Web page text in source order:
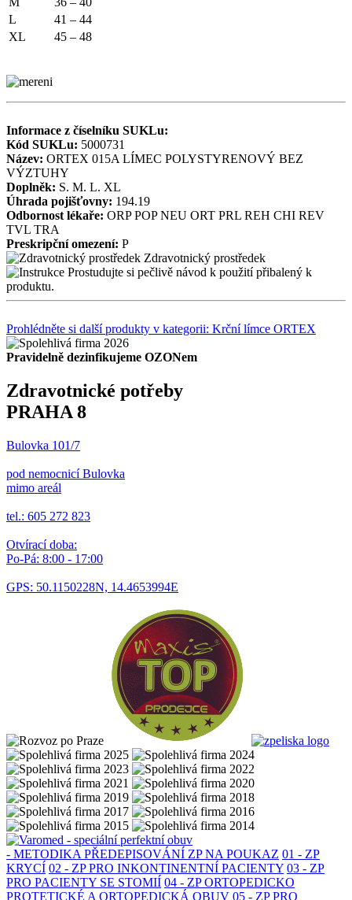
L
41 – 44
XL
45 – 48
Informace z číselníku SUKLu:
Kód SUKLu: 5000731
Název: ORTEX 015A LÍMEC POLYSTYRENOVÝ BEZ
VÝZTUHY
Doplněk: S. M. L. XL
Úhrada pojišťovny: 194.19
Odbornost lékaře: ORPPOPNEU ORT PRL REH CHI REV
TVL TRA
Preskripční omezení: P
Zdravotnický prostředek
Prostudujte si pečlivě návod k použití přibalený k
produktu.
Prohlédněte si další produkty v kategorii: Krční límce ORTEX
Pravidelně dezinfikujeme OZONem
Zdravotnické potřeby
PRAHA 8
Bulovka 101/7
pod nemocnicí Bulovka
mimo areál
tel.: 605 272 823
Otvírací doba:
Po-Pá: 8:00 - 17:00
GPS: 50.1150228N, 14.4653994E
- METODIKA PŘEDEPISOVÁNÍ ZP NA POUKAZ 01 - ZP
KRYCÍ 02 - ZP PRO INKONTINENTNÍ PACIENTY 03 - ZP
PRO PACIENTY SE STOMIÍ 04 - ZP ORTOPEDICKO
PROTETICKÉ A ORTOPEDICKÁ OBUV 05 - ZP PRO